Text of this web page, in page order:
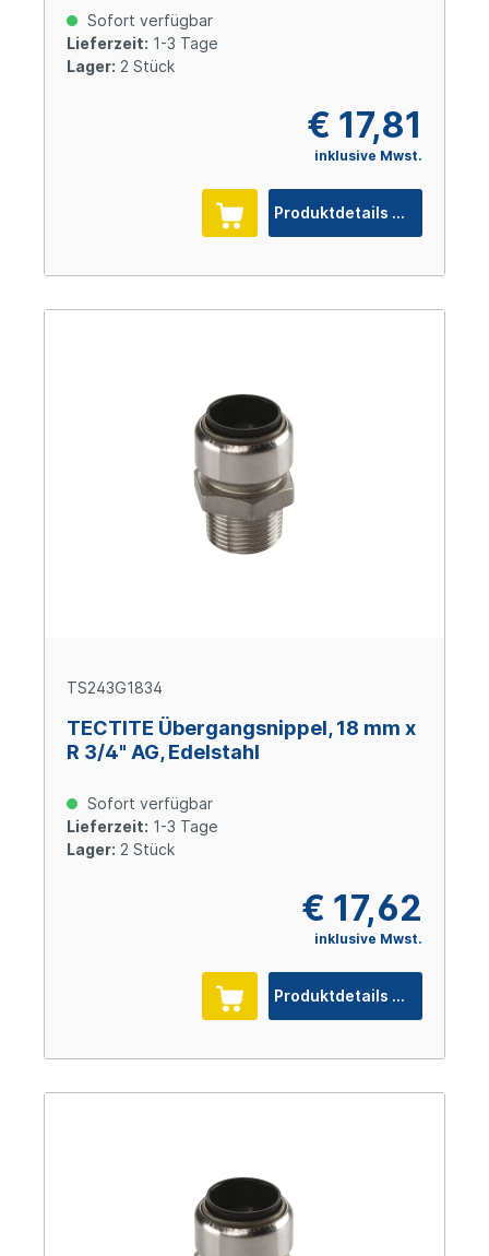
Sofort verfügbar
Lieferzeit: 1-3 Tage
Lager: 2 Stück
€ 17,81
inklusive Mwst.
Produktdetails
TS243G1834
TECTITE Übergangsnippel, 18 mm x
R 3/4" AG, Edelstahl
Sofort verfügbar
Lieferzeit: 1-3 Tage
Lager: 2 Stück
€ 17,62
inklusive Mwst.
Produktdetails